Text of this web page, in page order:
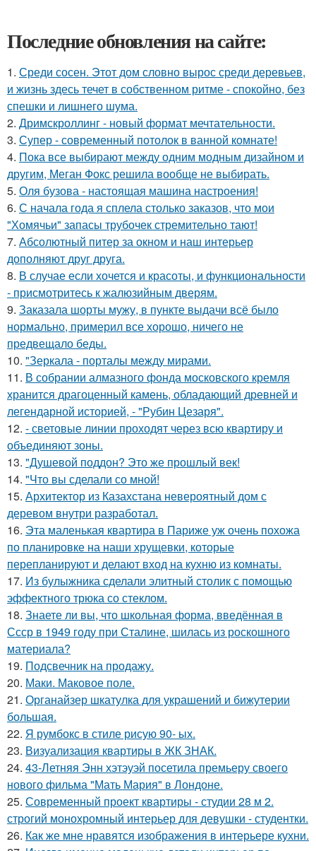
Последние обновления на сайте:
1. Среди сосен. Этот дом словно вырос среди деревьев,
и жизнь здесь течет в собственном ритме - спокойно, без
спешки и лишнего шума.
2. Дримскроллинг - новый формат мечтательности.
3. Супер - современный потолок в ванной комнате!
4. Пока все выбирают между одним модным дизайном и
другим, Меган Фокс решила вообще не выбирать.
5. Оля бузова - настоящая машина настроения!
6. С начала года я сплела столько заказов, что мои
"Хомячьи" запасы трубочек стремительно тают!
7. Абсолютный питер за окном и наш интерьер
дополняют друг друга.
8. В случае если хочется и красоты, и функциональности
- присмотритесь к жалюзийным дверям.
9. Заказала шорты мужу, в пункте выдачи всё было
нормально, примерил все хорошо, ничего не
предвещало беды.
10. "Зеркала - порталы между мирами.
11. В собрании алмазного фонда московского кремля
хранится драгоценный камень, обладающий древней и
легендарной историей, - "Рубин Цезаря".
12. - световые линии проходят через всю квартиру и
объединяют зоны.
13. "Душевой поддон? Это же прошлый век!
14. "Что вы сделали со мной!
15. Архитектор из Казахстана невероятный дом с
деревом внутри разработал.
16. Эта маленькая квартира в Париже уж очень похожа
по планировке на наши хрущевки, которые
перепланируют и делают вход на кухню из комнаты.
17. Из булыжника сделали элитный столик с помощью
эффектного трюка со стеклом.
18. Знаете ли вы, что школьная форма, введённая в
Ссср в 1949 году при Сталине, шилась из роскошного
материала?
19. Подсвечник на продажу.
20. Маки. Маковое поле.
21. Органайзер шкатулка для украшений и бижутерии
большая.
22. Я румбокс в стиле рисую 90- ых.
23. Визуализация квартиры в ЖК ЗНАК.
24. 43-Летняя Энн хэтэуэй посетила премьеру своего
нового фильма "Мать Мария" в Лондоне.
25. Современный проект квартиры - студии 28 м 2.
строгий монохромный интерьер для девушки - студентки.
26. Как же мне нравятся изображения в интерьере кухни.